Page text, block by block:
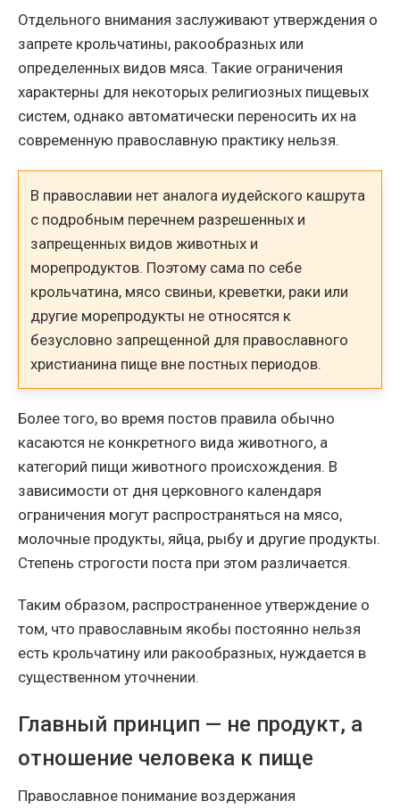
Отдельного внимания заслуживают утверждения о
запрете крольчатины, ракообразных или
определенных видов мяса. Такие ограничения
характерны для некоторых религиозных пищевых
систем, однако автоматически переносить их на
современную православную практику нельзя.
В православии нет аналога иудейского кашрута
с подробным перечнем разрешенных и
запрещенных видов животных и
морепродуктов. Поэтому сама по себе
крольчатина, мясо свиньи, креветки, раки или
другие морепродукты не относятся к
безусловно запрещенной для православного
христианина пище вне постных периодов.
Более того, во время постов правила обычно
касаются не конкретного вида животного, а
категорий пищи животного происхождения. В
зависимости от дня церковного календаря
ограничения могут распространяться на мясо,
молочные продукты, яйца, рыбу и другие продукты.
Степень строгости поста при этом различается.
Таким образом, распространенное утверждение о
том, что православным якобы постоянно нельзя
есть крольчатину или ракообразных, нуждается в
существенном уточнении.
Главный принцип — не продукт, а
отношение человека к пище
Православное понимание воздержания